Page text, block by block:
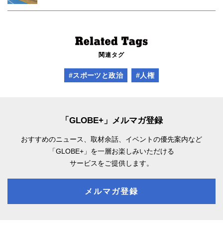
関連タグ
#スポーツと政治 #人権
「GLOBE+」メルマガ登録
おすすめのニュース、取材余話、 イベントの優先案内など
「GLOBE+」を一層お楽しみいただける
サービスをご提供します。
メルマガ登録